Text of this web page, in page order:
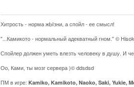
Хитрость - норма жЫзни, а спойл - ее смысл!
"...Камикото - нормальный адекватный гном." ©
Спойлер должен уметь влезть человеку в душу. И
Оо, Ками, ты мозг сервера )© ddsdsd
ПМ в игре: Kamiko, Kamikoto, Naoko, Saki, Yukie,